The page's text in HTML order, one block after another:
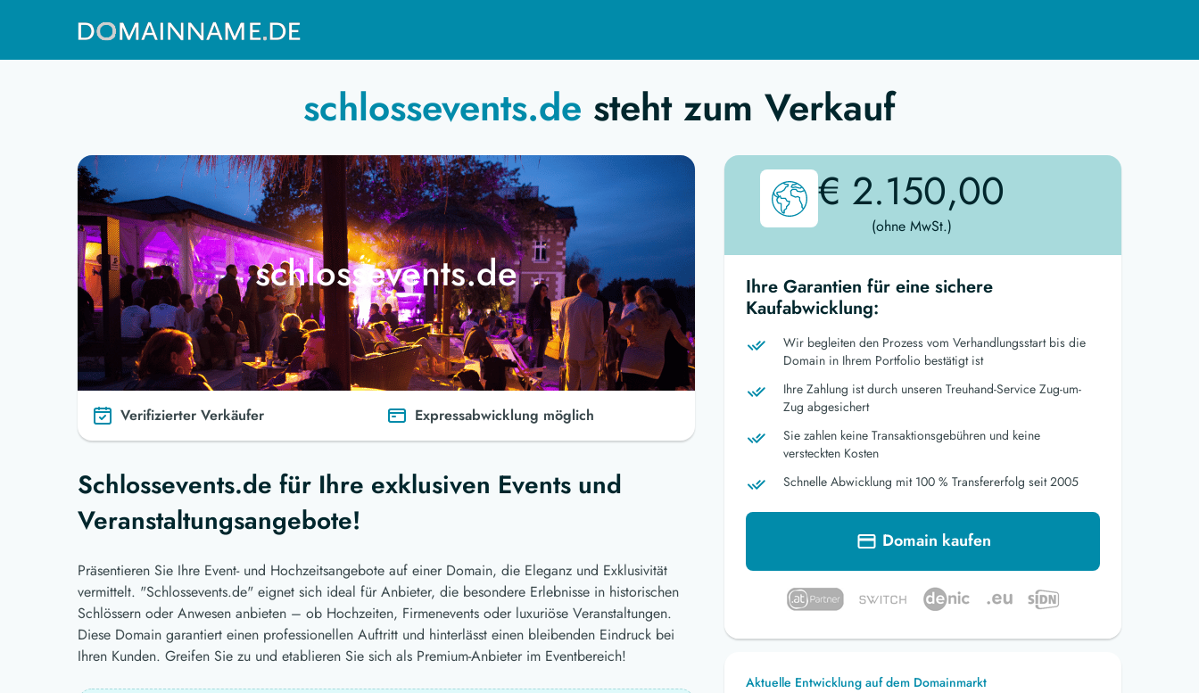
schlossevents.de steht zum Verkauf
schlossevents.de
Verifizierter Verkäufer Expressabwicklung möglich
Schlossevents.de für Ihre exklusiven Events und
Veranstaltungsangebote!
Präsentieren Sie Ihre Event- und Hochzeitsangebote auf einer Domain, die Eleganz und Exklusivität
vermittelt. "Schlossevents.de" eignet sich ideal für Anbieter, die besondere Erlebnisse in historischen
Schlössern oder Anwesen anbieten – ob Hochzeiten, Firmenevents oder luxuriöse Veranstaltungen.
Diese Domain garantiert einen professionellen Auftritt und hinterlässt einen bleibenden Eindruck bei
Ihren Kunden. Greifen Sie zu und etablieren Sie sich als Premium-Anbieter im Eventbereich!
€ 2.150,00
(ohne MwSt.)
Ihre Garantien für eine sichere
Kaufabwicklung:
Wir begleiten den Prozess vom Verhandlungsstart bis die
Domain in Ihrem Portfolio bestätigt ist
Ihre Zahlung ist durch unseren Treuhand-Service Zug-um-
Zug abgesichert
Sie zahlen keine Transaktionsgebühren und keine
versteckten Kosten
Schnelle Abwicklung mit 100 % Transfererfolg seit 2005
Domain kaufen
Aktuelle Entwicklung auf dem Domainmarkt